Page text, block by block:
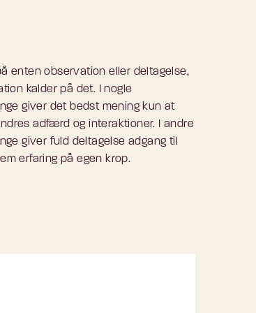
enten observation eller deltagelse,
kalder på det. I nogle
giver det bedst mening kun at
adfærd og interaktioner. I andre
giver fuld deltagelse adgang til
erfaring på egen krop.